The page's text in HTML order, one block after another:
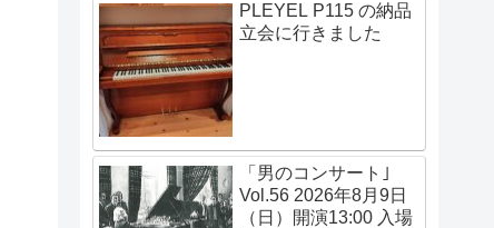
PLEYEL P115 の納品
立会に行きました
「男のコンサート｣
Vol.56 2026年8月9日
（日）開演13:00 入場